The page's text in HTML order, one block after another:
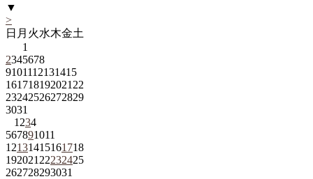
▼
>
日 月 火水木金土
1
2345678
9101112131415
161718192021 22
23242526272829
3031
1 234
567891011
12131415161718
192021 22232425
262728293031